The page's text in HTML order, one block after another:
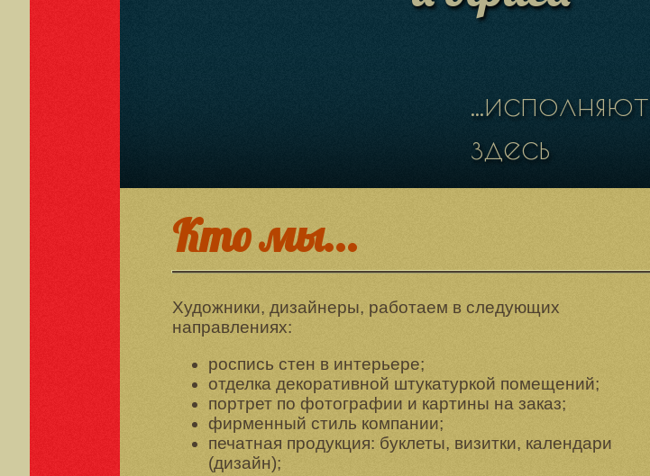
здесь
Кто мы...
Художники, дизайнеры, работаем в следующих
направлениях:
роспись стен в интерьере;
отделка декоративной штукатуркой помещений;
портрет по фотографии и картины на заказ;
фирменный стиль компании;
печатная продукция: буклеты, визитки, календари
(дизайн);